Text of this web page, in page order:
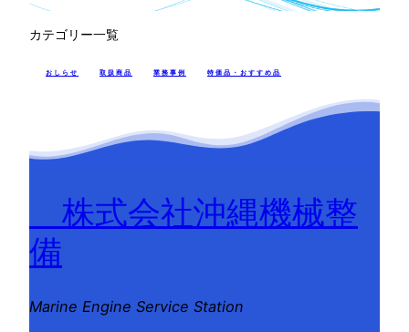
カテゴリー一覧
おしらせ 取扱商品 業務事例 特価品・おすすめ品
株式会社沖縄機械整
備
Marine Engine Service Station